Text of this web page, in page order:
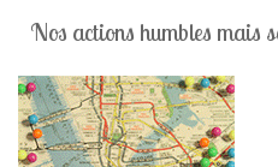
Nos actions humbles mais